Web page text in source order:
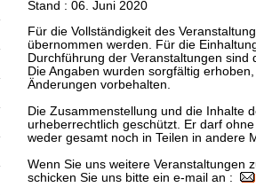
Stand : 06. Juni 2020
Für die Vollständigkeit des
übernommen werden. Für die
Durchführung der Veranstaltungen sind
Die Angaben wurden sorgfältig
Änderungen vorbehalten.
Die Zusammenstellung und die Inhalte
urheberrechtlich geschützt. Er darf
weder gesamt noch in Teilen in andere
Wenn Sie uns weitere Veranstaltungen
schicken Sie uns bitte ein e-mail an :